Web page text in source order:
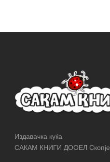
Издавачка куќа
САКАМ КНИГИ ДООЕЛ Скопје